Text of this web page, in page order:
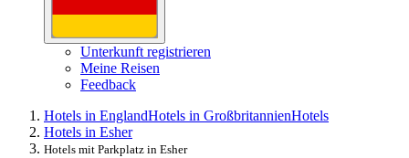
Unterkunft registrieren
Meine Reisen
Feedback
Hotels in EnglandHotels in GroßbritannienHotels
Hotels in Esher
Hotels mit Parkplatz in Esher